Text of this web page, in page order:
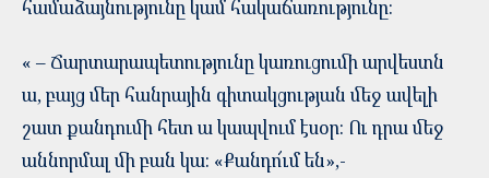
համաձայնությունը կամ հակաճառությունը:
« – Ճարտարապետությունը կառուցումի արվեստն
ա, բայց մեր հանրային գիտակցության մեջ ավելի
շատ քանդումի հետ ա կապվում էսօր։ Ու դրա մեջ
աննորմալ մի բան կա։ «Քանդո՜ւմ են»,-